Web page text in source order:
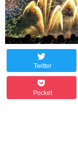
Twitter
Pocket